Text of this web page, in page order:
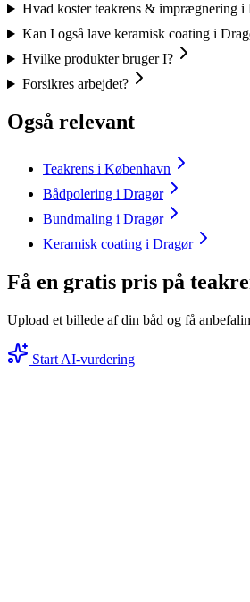
Hvad koster teakrens & imprægnering i
Kan I også lave keramisk coating i
Hvilke produkter bruger I?
Forsikres arbejdet?
Også relevant
Teakrens i København
Bådpolering i Dragør
Bundmaling i Dragør
Keramisk coating i Dragør
Få en gratis pris på
Upload et billede af din båd og få
Start AI-vurdering